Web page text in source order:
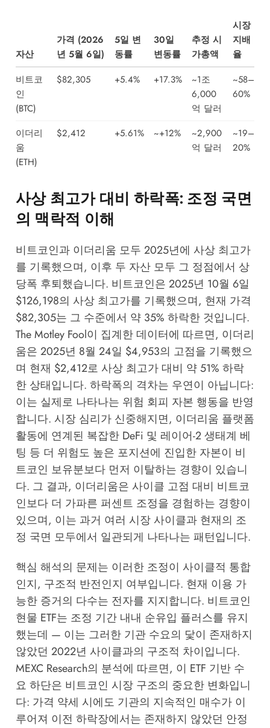
자산
가격 (2026
년 5월 6일)
5일 변
동률
30일
변동률
추정 시
가총액
시장
지배
율
비트코
인
(BTC)
$82,305 +5.4% +17.3%
~1조
6,000
억 달러
~58–
60%
이더리
움
(ETH)
$2,412 +5.61% ~+12%
~2,900
억 달러
~19–
20%
사상 최고가 대비 하락폭: 조정 국면
의 맥락적 이해
비트코인과 이더리움 모두 2025년에 사상 최고가
를 기록했으며, 이후 두 자산 모두 그 정점에서 상
당폭 후퇴했습니다. 비트코인은 2025년 10월 6일
$126,198의 사상 최고가를 기록했으며, 현재 가격
$82,305는 그 수준에서 약 35% 하락한 것입니다.
The Motley Fool이 집계한 데이터에 따르면, 이더리
움은 2025년 8월 24일 $4,953의 고점을 기록했으
며 현재 $2,412로 사상 최고가 대비 약 51% 하락
한 상태입니다. 하락폭의 격차는 우연이 아닙니다:
이는 실제로 나타나는 위험 회피 자본 행동을 반영
합니다. 시장 심리가 신중해지면, 이더리움 플랫폼
활동에 연계된 복잡한 DeFi 및 레이어-2 생태계 베
팅 등 더 위험도 높은 포지션에 진입한 자본이 비
트코인 보유분보다 먼저 이탈하는 경향이 있습니
다. 그 결과, 이더리움은 사이클 고점 대비 비트코
인보다 더 가파른 퍼센트 조정을 경험하는 경향이
있으며, 이는 과거 여러 시장 사이클과 현재의 조
정 국면 모두에서 일관되게 나타나는 패턴입니다.
핵심 해석의 문제는 이러한 조정이 사이클적 통합
인지, 구조적 반전인지 여부입니다. 현재 이용 가
능한 증거의 다수는 전자를 지지합니다. 비트코인
현물 ETF는 조정 기간 내내 순유입 플러스를 유지
했는데 — 이는 그러한 기관 수요의 닻이 존재하지
않았던 2022년 사이클과의 구조적 차이입니다.
MEXC Research의 분석에 따르면, 이 ETF 기반 수
요 하단은 비트코인 시장 구조의 중요한 변화입니
다: 가격 약세 시에도 기관의 지속적인 매수가 이
루어져 이전 하락장에서는 존재하지 않았던 안정